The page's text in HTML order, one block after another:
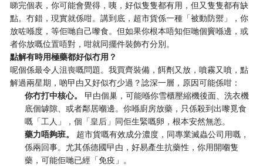
睇完個表，你可能會覺得，咦，好似隻隻都有用，但又隻隻都有缺
點。冇錯，現實就係咁。講到底，超市貨係一種「被動防禦」，你
放咗喺度，等佢哋自己嚟食。但如果你根本唔知佢哋個竇喺邊，或
者你放嘅位置唔對，咁就同擺件裝飾冇分別。
點解有時用極藥都好似冇用？
呢個係最令人沮喪嘅問題。我買齊裝備，餌劑又放，噴霧又噴，點
解過兩星期，啲曱甴又好似冇少過？諗深一層，原因可能係咁：
你冇打中核心。
​ 曱甴個巢，可能喺你雪櫃壓縮機後面、洗衣機
底個罅隙、或者鄰居嗰邊。你喺廚房放藥，只係殺到出嚟覓食
嘅「工人」，個「皇后」同佢生緊嘅卵，根本安然無恙。
藥力唔夠班。
​ 超市貨嘅有效成分濃度，同專業滅蟲公司用嘅，
係兩回事。尤其係德國曱甴，好易產生抗藥性，你用開嗰隻
藥，可能佢哋已經「免疫」。